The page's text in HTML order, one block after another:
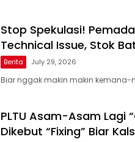
Stop Spekulasi!
Technical Issue, Stok
Berita July 29, 2026
Biar nggak makin makin kemana-
PLTU Asam-Asam Lagi
Dikebut “Fixing” Biar